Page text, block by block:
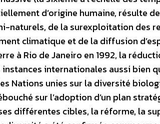
d’origine humaine, résulte
naturels, de la surexploitation des
climatique et de la diffusion
à Rio de Janeiro en 1992, la
internationales aussi bien
Nations unies sur la diversité
sur l’adoption d’un plan
différentes cibles, la réforme, la